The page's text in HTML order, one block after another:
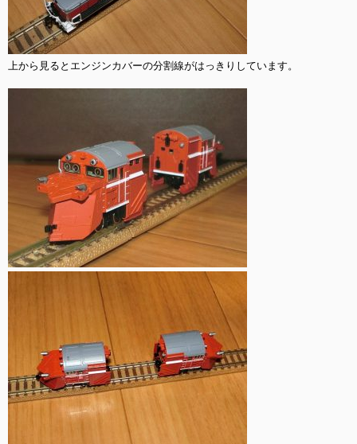
上から見るとエンジンカバーの分割線がはっきりしています。